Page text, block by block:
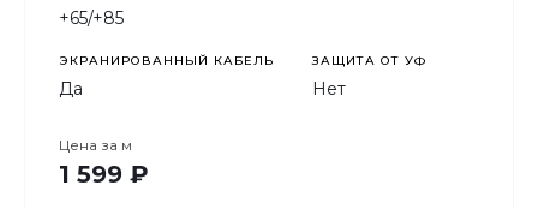
+65/+85
ЭКРАНИРОВАННЫЙ КАБЕЛЬ
Да
ЗАЩИТА ОТ УФ
Нет
Цена за м
1 599 ₽